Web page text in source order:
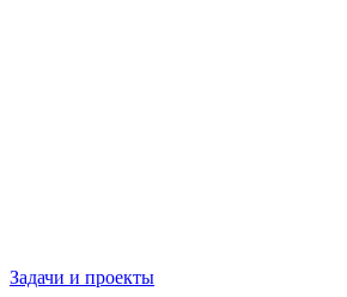
Задачи и проекты